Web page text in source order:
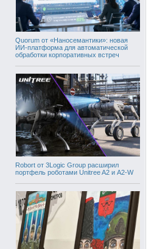
Quorum от «Наносемантики»: новая
ИИ-платформа для автоматической
обработки корпоративных встреч
Robort от 3Logic Group расширил
портфель роботами Unitree A2 и A2-W